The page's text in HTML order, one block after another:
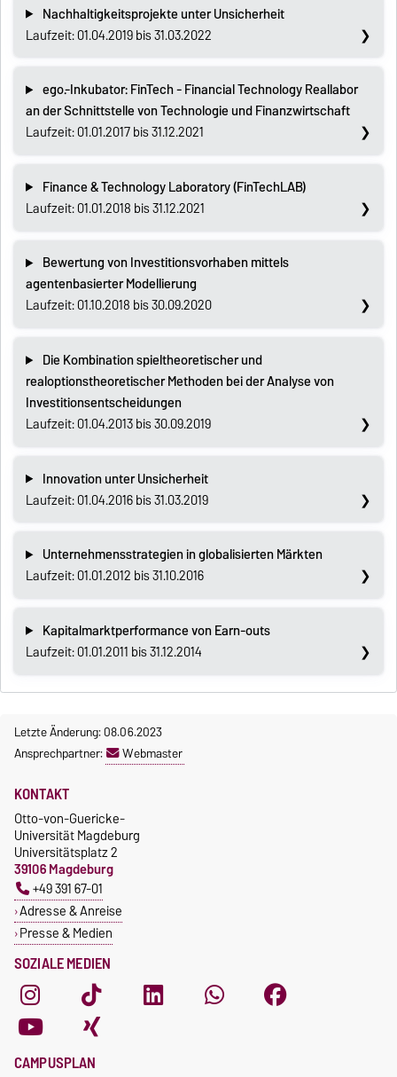
Nachhaltigkeitsprojekte unter Unsicherheit
Laufzeit: 01.04.2019 bis 31.03.2022
ego.-Inkubator: FinTech - Financial Technology Reallabor
an der Schnittstelle von Technologie und Finanzwirtschaft
Laufzeit: 01.01.2017 bis 31.12.2021
Finance & Technology Laboratory (FinTechLAB)
Laufzeit: 01.01.2018 bis 31.12.2021
Bewertung von Investitionsvorhaben mittels
agentenbasierter Modellierung
Laufzeit: 01.10.2018 bis 30.09.2020
Die Kombination spieltheoretischer und
realoptionstheoretischer Methoden bei der Analyse von
Investitionsentscheidungen
Laufzeit: 01.04.2013 bis 30.09.2019
Innovation unter Unsicherheit
Laufzeit: 01.04.2016 bis 31.03.2019
Unternehmensstrategien in globalisierten Märkten
Laufzeit: 01.01.2012 bis 31.10.2016
Kapitalmarktperformance von Earn-outs
Laufzeit: 01.01.2011 bis 31.12.2014
Letzte Änderung: 08.06.2023
Ansprechpartner:
Webmaster
SOZIALE MEDIEN
KONTAKT
Otto-von-Guericke-
Universität Magdeburg
Universitätsplatz 2
39106 Magdeburg
+49 391 67-01
Adresse & Anreise
Presse & Medien
CAMPUSPLAN